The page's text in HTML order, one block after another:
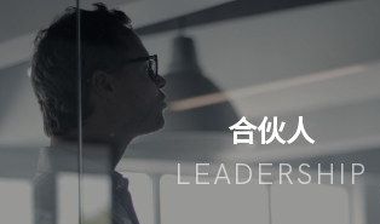
合伙人
LEADERSHIP